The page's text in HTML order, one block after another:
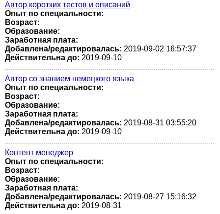
Автор коротких тестов и описаний
Опыт по специальности:
Возраст:
Образование:
Заработная плата:
Добавлена/редактировалась: 2019-09-02 16:57:37
Действительна до: 2019-09-10
Автор со знанием немецкого языка
Опыт по специальности:
Возраст:
Образование:
Заработная плата:
Добавлена/редактировалась: 2019-08-31 03:55:20
Действительна до: 2019-09-10
Контент менеджер
Опыт по специальности:
Возраст:
Образование:
Заработная плата:
Добавлена/редактировалась: 2019-08-27 15:16:32
Действительна до: 2019-08-31